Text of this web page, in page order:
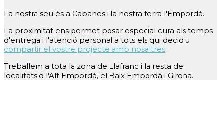
La nostra seu és a Cabanes i la nostra terra l'Empordà.
La proximitat ens permet posar especial cura als temps
d'entrega i l'atenció personal a tots els qui decidiu
compartir el vostre projecte amb nosaltres.
Treballem a tota la zona de Llafranc i la resta de
localitats d l'Alt Empordà, el Baix Empordà i Girona.